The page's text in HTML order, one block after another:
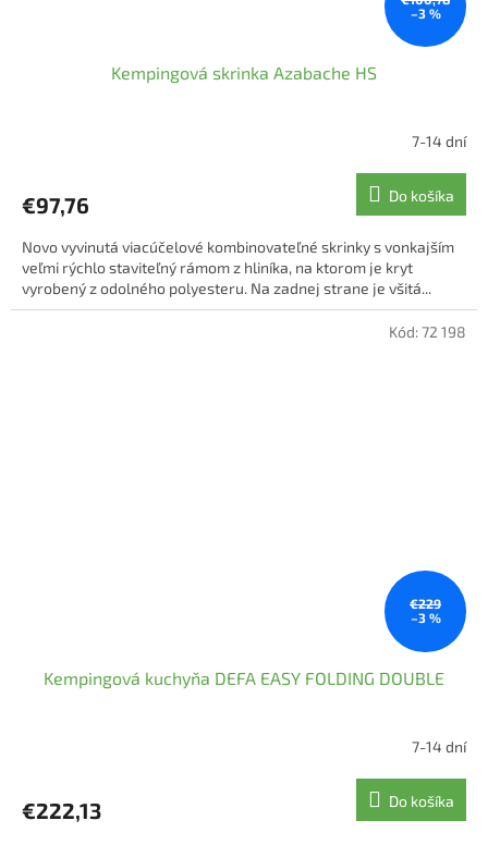
–3 %
Kempingová skrinka Azabache HS
7-14 dní
€97,76 Do košíka
Novo vyvinutá viacúčelové kombinovateľné skrinky s vonkajším
veľmi rýchlo staviteľný rámom z hliníka, na ktorom je kryt
vyrobený z odolného polyesteru. Na zadnej strane je všitá...
€229
–3 %
Kempingová kuchyňa DEFA EASY FOLDING DOUBLE
7-14 dní
€222,13 Do košíka
Kód:72 198